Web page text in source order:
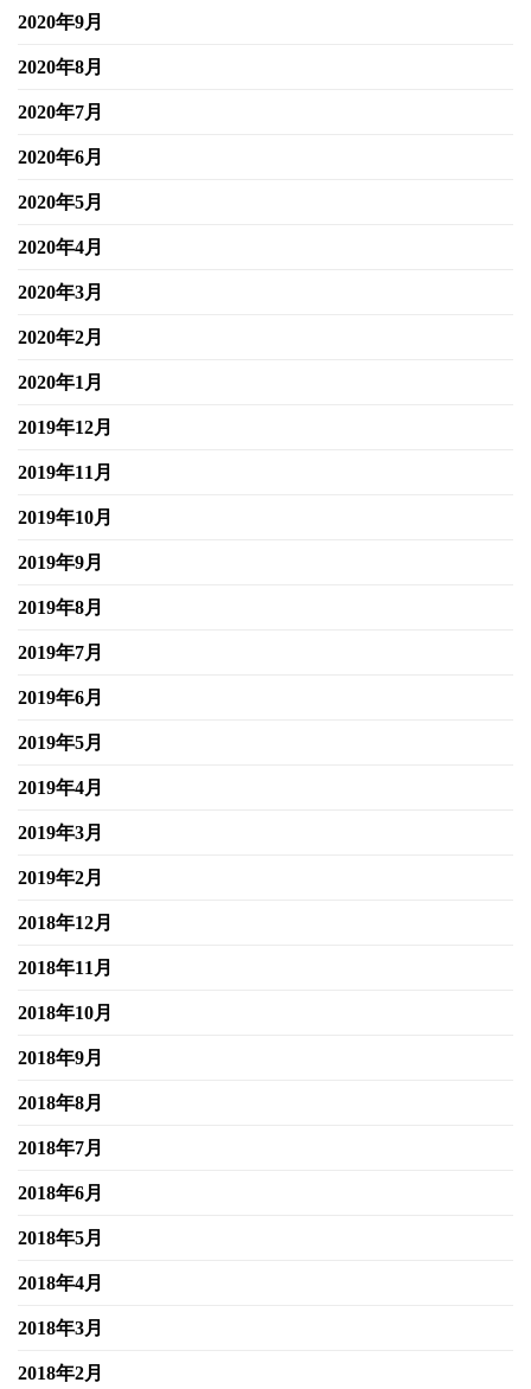
2020年9月
2020年8月
2020年7月
2020年6月
2020年5月
2020年4月
2020年3月
2020年2月
2020年1月
2019年12月
2019年11月
2019年10月
2019年9月
2019年8月
2019年7月
2019年6月
2019年5月
2019年4月
2019年3月
2019年2月
2018年12月
2018年11月
2018年10月
2018年9月
2018年8月
2018年7月
2018年6月
2018年5月
2018年4月
2018年3月
2018年2月